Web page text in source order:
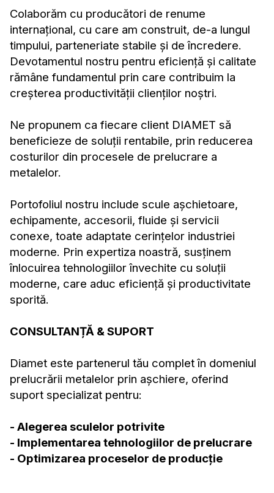
Colaborăm cu producători de renume
internațional, cu care am construit, de-a lungul
timpului, parteneriate stabile și de încredere.
Devotamentul nostru pentru eficiență și calitate
rămâne fundamentul prin care contribuim la
creșterea productivității clienților noștri.
Ne propunem ca fiecare client DIAMET să
beneficieze de soluții rentabile, prin reducerea
costurilor din procesele de prelucrare a
metalelor.
Portofoliul nostru include scule așchietoare,
echipamente, accesorii, fluide și servicii
conexe, toate adaptate cerințelor industriei
moderne. Prin expertiza noastră, susținem
înlocuirea tehnologiilor învechite cu soluții
moderne, care aduc eficiență și productivitate
sporită.
CONSULTANȚĂ & SUPORT
Diamet este partenerul tău complet în domeniul
prelucrării metalelor prin așchiere, oferind
suport specializat pentru:
- Alegerea sculelor potrivite
- Implementarea tehnologiilor de prelucrare
- Optimizarea proceselor de producție